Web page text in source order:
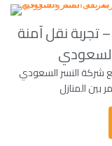
نقل آمنة
السعودي
النسر السعودي